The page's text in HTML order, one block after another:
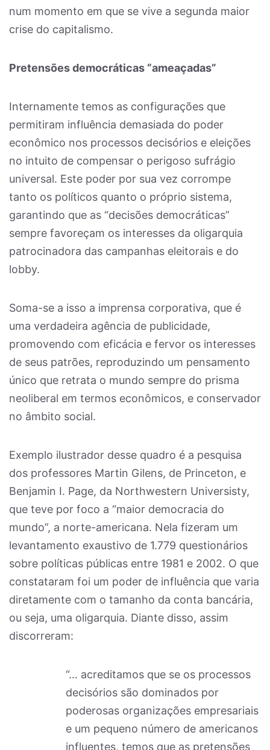
num momento em que se vive a segunda maior
crise do capitalismo.
Pretensões democráticas “ameaçadas”
Internamente temos as configurações que
permitiram influência demasiada do poder
econômico nos processos decisórios e eleições
no intuito de compensar o perigoso sufrágio
universal. Este poder por sua vez corrompe
tanto os políticos quanto o próprio sistema,
garantindo que as “decisões democráticas”
sempre favoreçam os interesses da oligarquia
patrocinadora das campanhas eleitorais e do
lobby.
Soma-se a isso a imprensa corporativa, que é
uma verdadeira agência de publicidade,
promovendo com eficácia e fervor os interesses
de seus patrões, reproduzindo um pensamento
único que retrata o mundo sempre do prisma
neoliberal em termos econômicos, e conservador
no âmbito social.
Exemplo ilustrador desse quadro é a pesquisa
dos professores Martin Gilens, de Princeton, e
Benjamin I. Page, da Northwestern Universisty,
que teve por foco a “maior democracia do
mundo”, a norte-americana. Nela fizeram um
levantamento exaustivo de 1.779 questionários
sobre políticas públicas entre 1981 e 2002. O que
constataram foi um poder de influência que varia
diretamente com o tamanho da conta bancária,
ou seja, uma oligarquia. Diante disso, assim
discorreram:
“… acreditamos que se os processos
decisórios são dominados por
poderosas organizações empresariais
e um pequeno número de americanos
influentes, temos que as pretensões